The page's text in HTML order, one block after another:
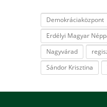
Demokráciaközpont
Erdélyi Magyar
Nagyvárad
Sándor Krisztina